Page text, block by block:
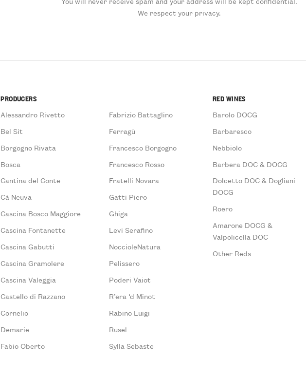
We respect your privacy.
PRODUCERS
Alessandro Rivetto
Bel Sit
Borgogno Rivata
Bosca
Cantina del Conte
Cà Neuva
Cascina Bosco Maggiore
Cascina Fontanette
Cascina Gabutti
Cascina Gramolere
Cascina Valeggia
Castello di Razzano
Cornelio
Demarie
Fabio Oberto
Fabrizio Battaglino
Ferragù
Francesco Borgogno
Francesco Rosso
Fratelli Novara
Gatti Piero
Ghiga
Levi Serafino
NoccioleNatura
Pelissero
Poderi Vaiot
R’era ‘d Minot
Rabino Luigi
Rusel
Sylla Sebaste
RED WINES
Barolo DOCG
Barbaresco
Nebbiolo
Barbera DOC & DOCG
Dolcetto DOC & Dogliani
DOCG
Roero
Amarone DOCG &
Valpolicella DOC
Other Reds